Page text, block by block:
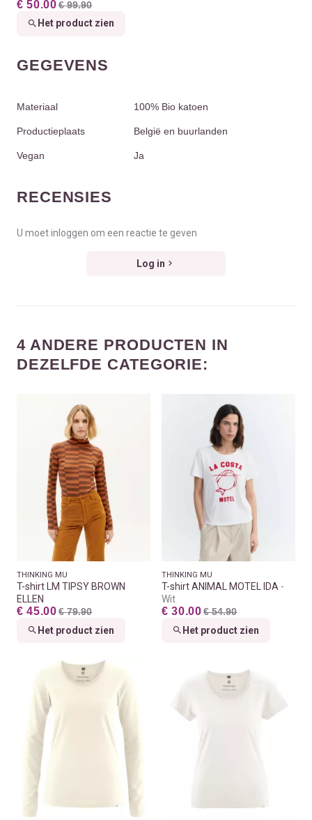
€ 50.00 € 99.90
Het product zien
GEGEVENS
Materiaal 100% Bio katoen
Productieplaats België en buurlanden
Vegan Ja
RECENSIES
U moet inloggen om een reactie te geven
Log in
4 ANDERE PRODUCTEN IN
DEZELFDE CATEGORIE:
THINKING MU
T-shirt LM TIPSY BROWN
ELLEN
€ 45.00 € 79.90
Het product zien
THINKING MU
T-shirt ANIMAL MOTEL IDA
Wit
€ 30.00 € 54.90
Het product zien